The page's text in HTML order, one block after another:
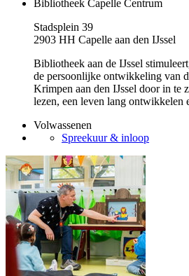
Bibliotheek Capelle Centrum
Stadsplein 39
2903 HH Capelle aan den IJssel
Bibliotheek aan de IJssel
de persoonlijke ontwikkeling van
Krimpen aan den IJssel door in te
lezen, een leven lang ontwikkelen
Volwassenen
Spreekuur & inloop